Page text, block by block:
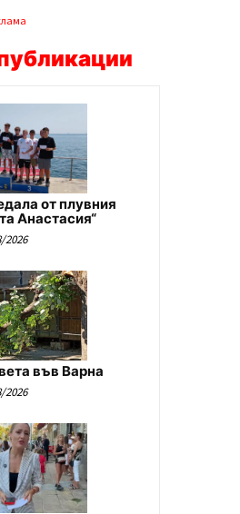
от плувния
Анастасия“
2026
във Варна
2026